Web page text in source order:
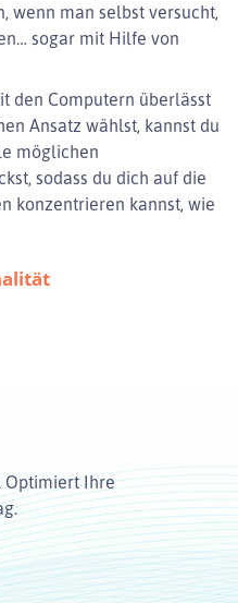
wenn man selbst versucht,
sogar mit Hilfe von
den Computern überlässt
Ansatz wählst, kannst du
möglichen
sodass du dich auf die
konzentrieren kannst, wie
Optimiert Ihre